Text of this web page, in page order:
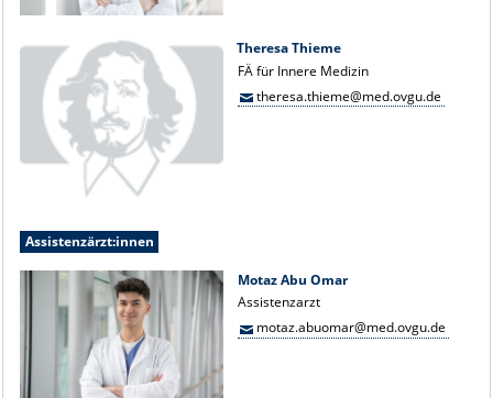
Theresa Thieme
FÄ für Innere Medizin
theresa.thieme@med.ovgu.de
Assistenzärzt:innen
Motaz Abu Omar
Assistenzarzt
motaz.abuomar@med.ovgu.de